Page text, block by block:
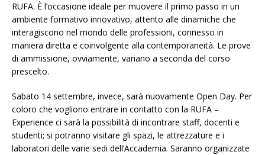
RUFA. È l’occasione ideale per muovere il primo passo in un
ambiente formativo innovativo, attento alle dinamiche che
interagiscono nel mondo delle professioni, connesso in
maniera diretta e coinvolgente alla contemporaneità. Le prove
di ammissione, ovviamente, variano a seconda del corso
prescelto.
Sabato 14 settembre, invece, sarà nuovamente Open Day. Per
coloro che vogliono entrare in contatto con la RUFA –
Experience ci sarà la possibilità di incontrare staff, docenti e
studenti; si potranno visitare gli spazi, le attrezzature e i
laboratori delle varie sedi dell’Accademia. Saranno organizzate